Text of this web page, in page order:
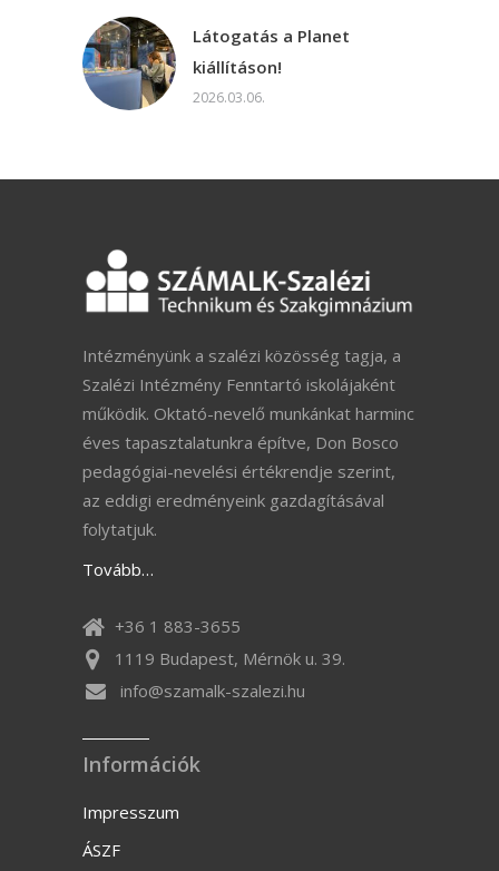
Látogatás a Planet
kiállításon!
2026.03.06.
Intézményünk a szalézi közösség tagja, a
Szalézi Intézmény Fenntartó iskolájaként
működik. Oktató-nevelő munkánkat harminc
éves tapasztalatunkra építve, Don Bosco
pedagógiai-nevelési értékrendje szerint,
az eddigi eredményeink gazdagításával
folytatjuk.
Tovább…
+36 1 883-3655
1119 Budapest, Mérnök u. 39.
info@szamalk-szalezi.hu
Információk
Impresszum
ÁSZF